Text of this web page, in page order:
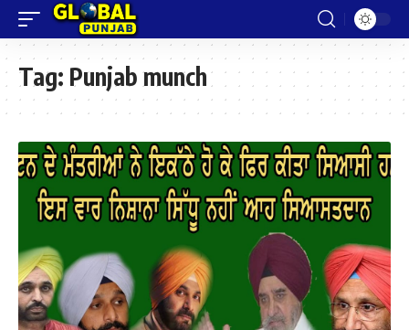
Tag: Punjab munch